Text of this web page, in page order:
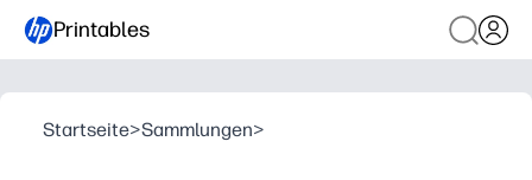
Printables
Startseite>Sammlungen>